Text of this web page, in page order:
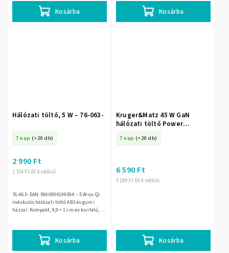
Kosárba Kosárba
Hálózati töltő, 5 W – 76-063-
7 nap (>20 db)
2 354 Ft ÁFA nélkül
2 990 Ft
Kosárba
76-063- EAN: 5900804109594 – 5 W-os Qi
indukciós hálózati töltő ABS és gumi
házzal. Kompakt, 9,9 × 1 cm-es kivitelű, 55
Kruger&Matz 45 W GaN
hálózati töltő Power
funkcióval
7 nap (>20 db)
5 189 Ft ÁFA nélkül
6 590 Ft
Kosárba